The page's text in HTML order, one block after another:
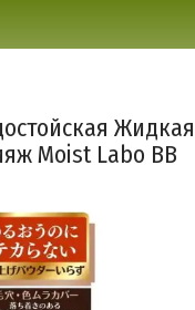
Жидкая
Moist Labo BB